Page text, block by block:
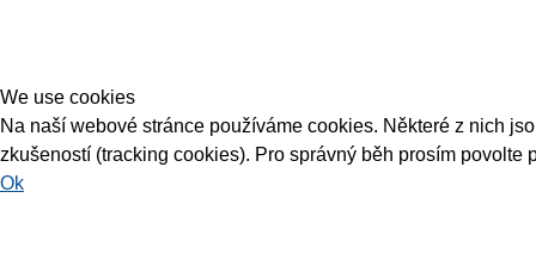
We use cookies
Na naší webové stránce používáme cookies. Některé z nich
zkušeností (tracking cookies). Pro správný běh prosím povolte
Ok